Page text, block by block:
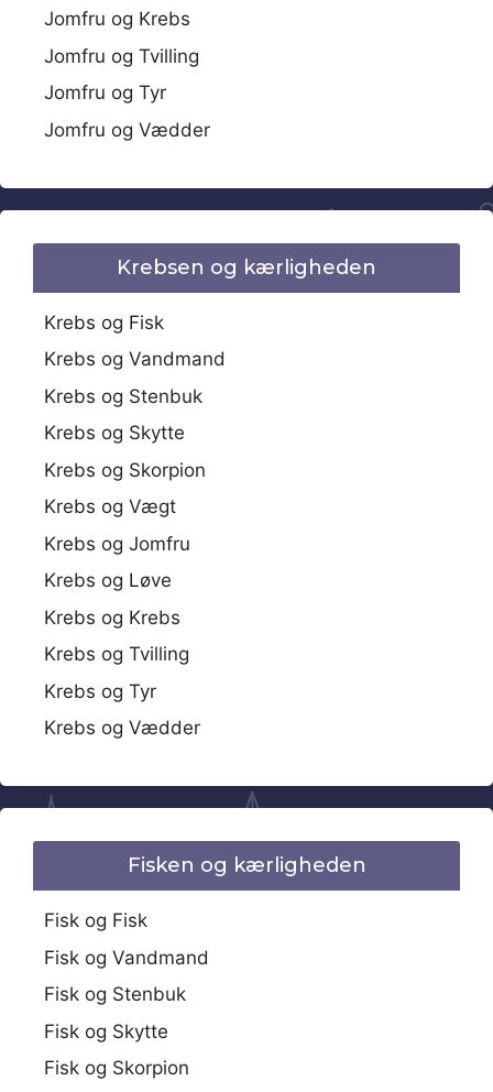
Jomfru og Krebs
Jomfru og Tvilling
Jomfru og Tyr
Jomfru og Vædder
Krebsen og kærligheden
Krebs og Fisk
Krebs og Vandmand
Krebs og Stenbuk
Krebs og Skytte
Krebs og Skorpion
Krebs og Vægt
Krebs og Jomfru
Krebs og Løve
Krebs og Krebs
Krebs og Tvilling
Krebs og Tyr
Krebs og Vædder
Fisken og kærligheden
Fisk og Fisk
Fisk og Vandmand
Fisk og Stenbuk
Fisk og Skytte
Fisk og Skorpion